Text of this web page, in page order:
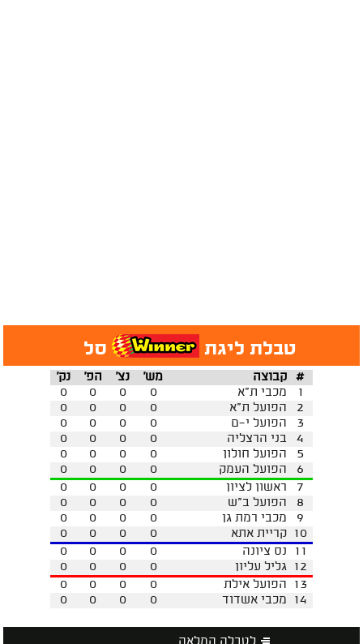
טבלת ליגת סל
נק' הפ' נצ' מש' קבוצה
#
0
0 0 0 מכבי ת"א
1
0
0 0 0 הפועל ת"א
2
0
0 0 0 הפועל י-ם
3
0
0 0 0 בני הרצליה
4
0
0 0 0 הפועל חולון
5
0
0 0 0 הפועל העמק
6
0
0 0 0 ראשון לציון
7
0
0 0 0 הפועל ב"ש
8
0
0 0 0 מכבי רמת גן
9
0
0 0 0 קריית אתא 10
0
0 0 0 נס ציונה
11
0
0 0 0 גליל עליון 12
0
0 0 0 הפועל אילת
13
0
0 0 0 מכבי אשדוד 14